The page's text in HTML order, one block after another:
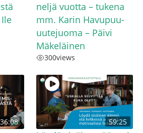
neljä vuotta – tukena
mm. Karin Havupuu-
uutejuoma – Päivi
Mäkeläinen
300views
36:08 59:25